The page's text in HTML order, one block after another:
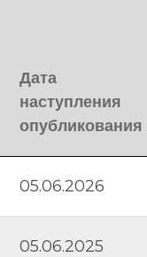
Дата
наступления
опубликования
05.06.2026
05.06.2025